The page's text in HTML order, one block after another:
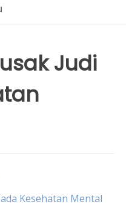
Judi
Kesehatan Mental